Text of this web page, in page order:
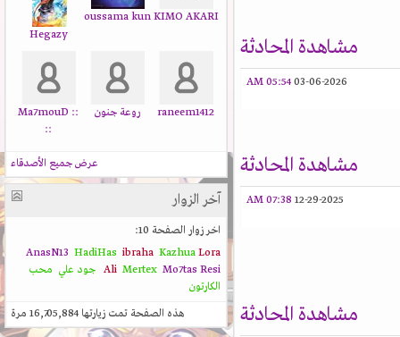
مشاهدة المحادثة
03-06-2026
05:54 AM
مشاهدة المحادثة
12-29-2025
07:38 AM
مشاهدة المحادثة
KIMO AKARI
oussama kun
Hegazy
raneem1412 روعة جنون
:: Ma7mouD
::
عرض جميع الأصدقاء
آخر الزوار
اخر زوار الصفحة 10:
AnasN13
HadiHas ibraha KazhuaLora
Ali
Mertex Mo7tasResi جود علي
محب
الكارتون
هذه الصفحة تمت زيارتها16,705,884مرة